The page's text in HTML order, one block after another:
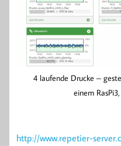
4 laufende Drucke –
einem
http://www.repetier-